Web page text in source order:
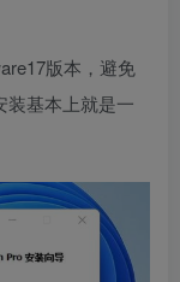
版本，避免
装基本上就是一